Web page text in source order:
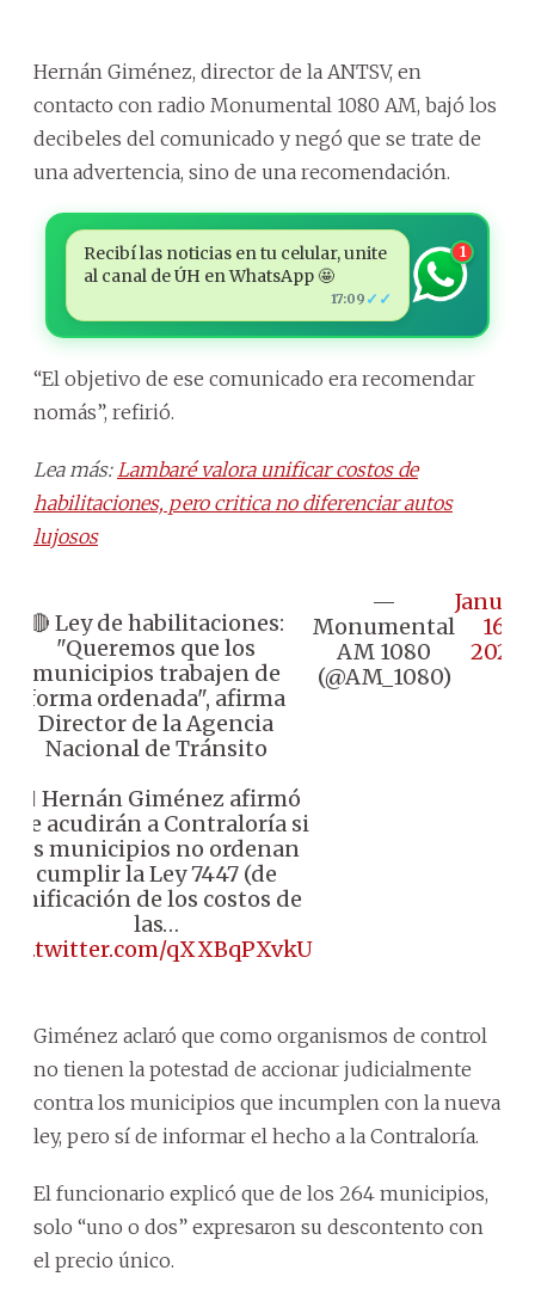
Hernán Giménez, director de la ANTSV, en
contacto con radio Monumental 1080 AM, bajó los
decibeles del comunicado y negó que se trate de
una advertencia, sino de una recomendación.
Recibí las noticias en tu celular, unite
al canal de ÚH en WhatsApp 🤩
17:09 ✓✓
1
“El objetivo de ese comunicado era recomendar
nomás”, refirió.
Lea más: Lambaré valora unificar costos de
habilitaciones, pero critica no diferenciar autos
lujosos
🔴 Ley de habilitaciones:
"Queremos que los
municipios trabajen de
forma ordenada", afirma
Director de la Agencia
Nacional de Tránsito
👉🏼 Hernán Giménez afirmó
que acudirán a Contraloría si
los municipios no ordenan
cumplir la Ley 7447 (de
unificación de los costos de
las…
pic.twitter.com/qXXBqPXvkU
—
Monumental
AM 1080
(@AM_1080)
January
16,
2025
Giménez aclaró que como organismos de control
no tienen la potestad de accionar judicialmente
contra los municipios que incumplen con la nueva
ley, pero sí de informar el hecho a la Contraloría.
El funcionario explicó que de los 264 municipios,
solo “uno o dos” expresaron su descontento con
el precio único.